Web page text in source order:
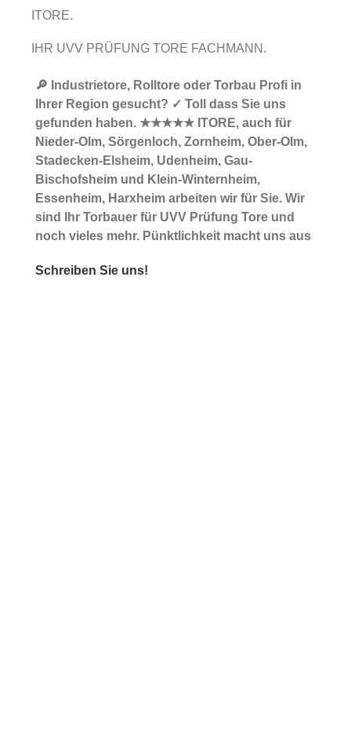
ITORE.
IHR UVV PRÜFUNG TORE FACHMANN.
🔎 Industrietore, Rolltore oder Torbau Profi in
Ihrer Region gesucht? ✓ Toll dass Sie uns
gefunden haben. ★★★★★ ITORE, auch für
Nieder-Olm, Sörgenloch, Zornheim, Ober-Olm,
Stadecken-Elsheim, Udenheim, Gau-
Bischofsheim und Klein-Winternheim,
Essenheim, Harxheim arbeiten wir für Sie. Wir
sind Ihr Torbauer für UVV Prüfung Tore und
noch vieles mehr. Pünktlichkeit macht uns aus
Schreiben Sie uns!